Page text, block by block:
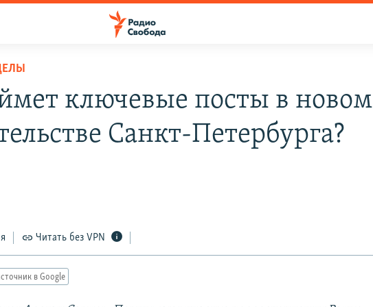
ключевые посты в новом
Санкт-Петербурга?
Читать без VPN
в Google